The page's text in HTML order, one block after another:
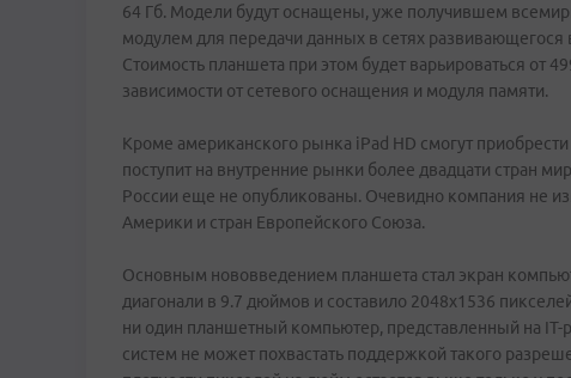
64 Гб. Модели будут оснащены, уже получившем
модулем для передачи данных в сетях развивающегося
Стоимость планшета при этом будет варьироваться от
зависимости от сетевого оснащения и модуля памяти.
Кроме американского рынка iPad HD смогут
поступит на внутренние рынки более двадцати стран
России еще не опубликованы. Очевидно компания не
Америки и стран Европейского Союза.
Основным нововведением планшета стал экран
диагонали в 9.7 дюймов и составило 2048х1536
ни один планшетный компьютер, представленный на
систем не может похвастать поддержкой такого